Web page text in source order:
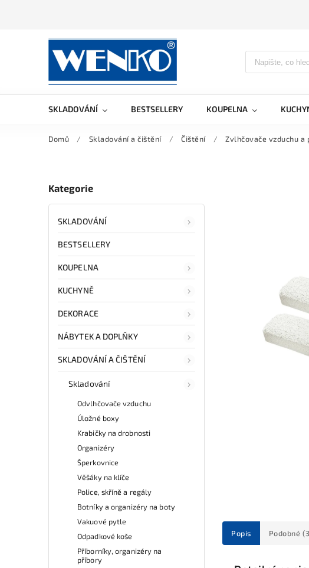
SKLADOVÁNÍ BESTSELLERY KOUPELNA
Domů / Skladování a čištění / Čištění / Zvlhčovače vzduchu
Kategorie
SKLADOVÁNÍ
BESTSELLERY
KOUPELNA
KUCHYNĚ
DEKORACE
NÁBYTEK A DOPLŇKY
SKLADOVÁNÍ A ČIŠTĚNÍ
Skladování
Odvlhčovače vzduchu
Úložné boxy
Krabičky na drobnosti
Organizéry
Šperkovnice
Věšáky na klíče
Police, skříně a regály
Botníky a organizéry na boty
Vakuové pytle
Odpadkové koše
Příborníky, organizéry na
příbory
Popis Podobné